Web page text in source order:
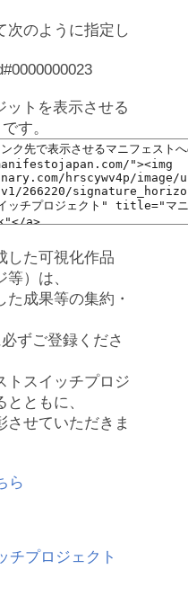
次のように指定し
ットを表示させる
す。
した可視化作品
等）は、
成果等の集約・
ずご登録くださ
トスイッチプロジ
ともに、
させていただきま
ら